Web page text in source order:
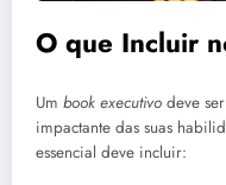
O que Incluir
Um book executivo deve
impactante das suas
essencial deve incluir: